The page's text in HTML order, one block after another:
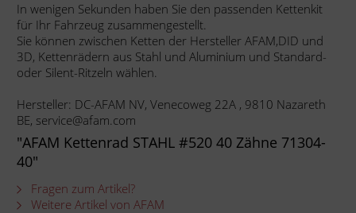
In wenigen Sekunden haben Sie den passenden Kettenkit
für Ihr Fahrzeug zusammengestellt.
Sie können zwischen Ketten der Hersteller AFAM,DID und
3D, Kettenrädern aus Stahl und Aluminium und Standard-
oder Silent-Ritzeln wählen.
Hersteller: DC-AFAM NV, Venecoweg 22A , 9810 Nazareth
BE, service@afam.com
"AFAM Kettenrad STAHL #520 40 Zähne 71304-
40"
Fragen zum Artikel?
Weitere Artikel von AFAM